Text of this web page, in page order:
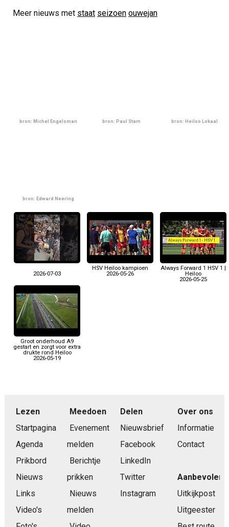
Meer nieuws met staat seizoen ouwejan
bron: Michel Engelsman bron: Paul Stam bron: Heiloo Lokaal
bron: Edward Neering
2026-07-03
HSV Heiloo kampioen
2026-05-26
Always Forward 1 HSV 1 |
Heiloo
2026-05-25
Groot onderhoud A9
gestart en zorgt voor extra
drukte rond Heiloo
2026-05-19
Lezen
Startpagina
Agenda
Prikbord
Nieuws
Links
Video's
Meedoen
Evenement
melden
Berichtje
prikken
Nieuws
melden
Delen
Nieuwsbrief
Facebook
LinkedIn
Twitter
Instagram
Over ons
Informatie
Contact
Aanbevolen
Uitkijkpost
Uitgeester